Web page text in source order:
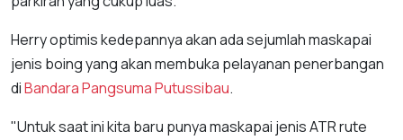
Herry optimis kedepannya akan ada sejumlah maskapai
jenis boing yang akan membuka pelayanan penerbangan
diBandara Pangsuma Putussibau.
"Untuk saat ini kita baru punya maskapai jenis ATR rute